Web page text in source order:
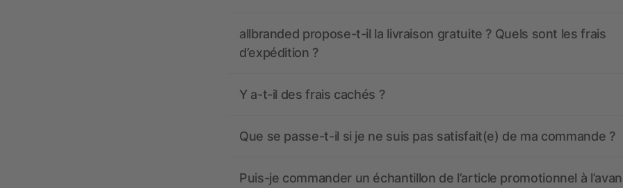
allbranded propose-t-il la livraison gratuite ? Quels sont les frais
d’expédition ?
Y a-t-il des frais cachés ?
Que se passe-t-il si je ne suis pas satisfait(e) de ma commande ?
Puis-je commander un échantillon de l’article promotionnel à